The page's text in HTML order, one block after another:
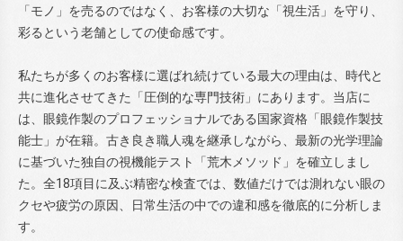
「モノ」を売るのではなく、お客様の大切な「視生活」を守り、
彩るという老舗としての使命感です。
私たちが多くのお客様に選ばれ続けている最大の理由は、時代と
共に進化させてきた「圧倒的な専門技術」にあります。当店に
は、眼鏡作製のプロフェッショナルである国家資格「眼鏡作製技
能士」が在籍。古き良き職人魂を継承しながら、最新の光学理論
に基づいた独自の視機能テスト「荒木メソッド」を確立しまし
た。全18項目に及ぶ精密な検査では、数値だけでは測れない眼の
クセや疲労の原因、日常生活の中での違和感を徹底的に分析しま
す。